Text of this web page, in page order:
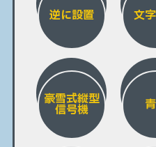
逆に設置 文
豪雪式縦型
信号機